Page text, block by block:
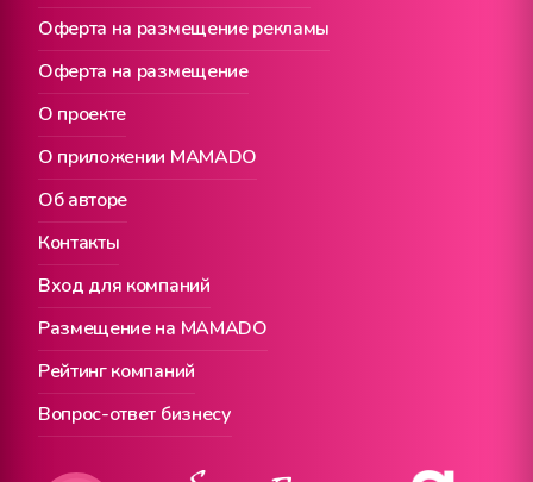
О проекте
Вход для компаний
О приложении MAMADO
Размещение на MAMADO
Оферта на размещение рекламы
Об авторе
Рейтинг компаний
Оферта на размещение
Контакты
Вопрос-ответ бизнесу